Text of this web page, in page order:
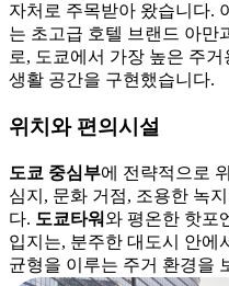
자처로 주목받아 왔습니다.
는 초고급 호텔 브랜드 아만
로, 도쿄에서 가장 높은 주
생활 공간을 구현했습니다.
위치와 편의시설
도쿄 중심부에 전략적으로
심지, 문화 거점, 조용한 녹
다. 도쿄타워와 평온한 핫포
입지는, 분주한 대도시 안에
균형을 이루는 주거 환경을